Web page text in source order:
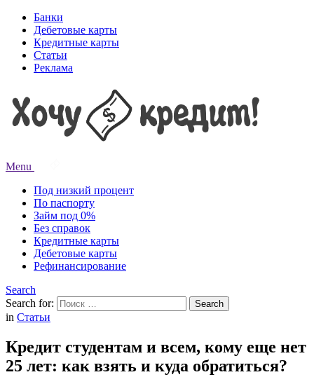
Банки
Дебетовые карты
Кредитные карты
Статьи
Реклама
Menu
Под низкий процент
По паспорту
Займ под 0%
Без справок
Кредитные карты
Дебетовые карты
Рефинансирование
Search
Search for:
Search
in Статьи
Кредит студентам и всем, кому еще нет
25 лет: как взять и куда обратиться?